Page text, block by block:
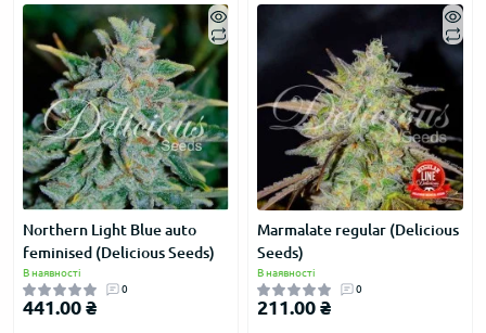
Northern Light Blue auto
feminised (Delicious Seeds)
В наявності
0
441.00 ₴
Marmalate regular (Delicious
Seeds)
В наявності
0
211.00 ₴